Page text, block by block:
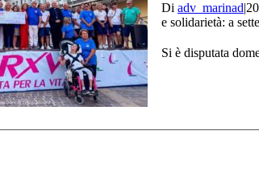
Di adv_marinad|
e solidarietà: a
Si è disputata